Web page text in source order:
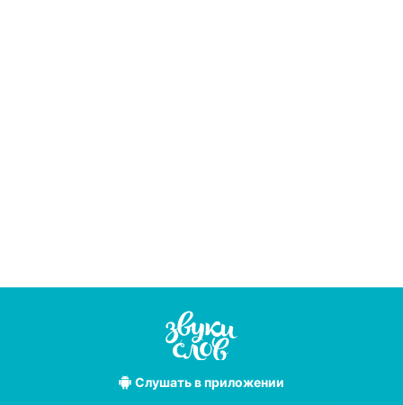
Слушатьв приложении
Лучшие